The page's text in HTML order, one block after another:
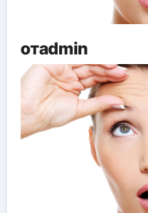
отadmin